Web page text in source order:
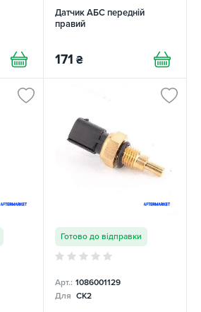
Датчик АБС передній
правий
171 ₴
Готово до відправки
Арт.: 1086001129
Для CK2